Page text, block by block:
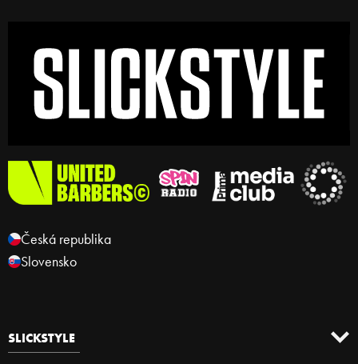
Česká republika
Slovensko
SLICKSTYLE